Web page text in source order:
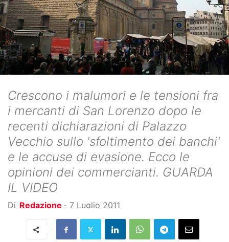
Crescono i malumori e le tensioni fra
i mercanti di San Lorenzo dopo le
recenti dichiarazioni di Palazzo
Vecchio sullo 'sfoltimento dei banchi'
e le accuse di evasione. Ecco le
opinioni dei commercianti. GUARDA
IL VIDEO
Di Redazione - 7 Luglio 2011